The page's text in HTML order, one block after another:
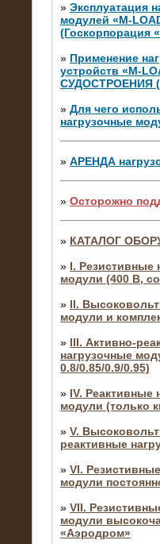
» Эксплуатация
модулей «M-
(Госкорпорация
» Применение
устройств «M-
СУДОСТРОЕНИЯ
» Для чего
нагрузочные
» АРЕНДА
» Осторожно
» КАТАЛОГ
» I. Резистивные
модули (400 В,
» II.
модули и
» III. Активно-
нагрузочные
0.8/0.85/0.9/0.95)
» IV. Реактивные
модули (только
» V.
реактивные
» VI.
модули
» VII.
модули
«Аэродром»